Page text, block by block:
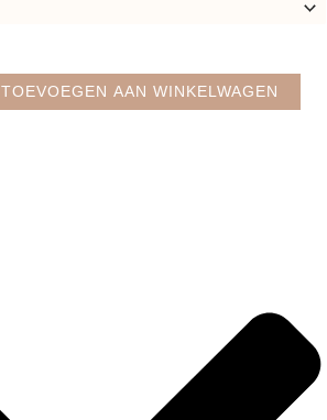
TOEVOEGEN AAN WINKELWAGEN